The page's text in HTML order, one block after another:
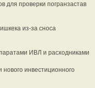
для проверки погранзастав
из-за сноса
ИВЛ и расходниками
инвестиционного